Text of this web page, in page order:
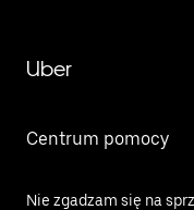
Uber
Centrum pomocy
Nie zgadzam się na